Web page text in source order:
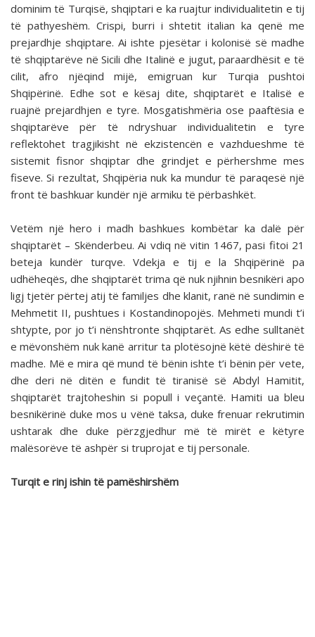
dominim të Turqisë, shqiptari e ka ruajtur individualitetin e tij
të pathyeshëm. Crispi, burri i shtetit italian ka qenë me
prejardhje shqiptare. Ai ishte pjesëtar i kolonisë së madhe
të shqiptarëve në Sicili dhe Italinë e jugut, paraardhësit e të
cilit, afro njëqind mijë, emigruan kur Turqia pushtoi
Shqipërinë. Edhe sot e kësaj dite, shqiptarët e Italisë e
ruajnë prejardhjen e tyre. Mosgatishmëria ose paaftësia e
shqiptarëve për të ndryshuar individualitetin e tyre
reflektohet tragjikisht në ekzistencën e vazhdueshme të
sistemit fisnor shqiptar dhe grindjet e përhershme mes
fiseve. Si rezultat, Shqipëria nuk ka mundur të paraqesë një
front të bashkuar kundër një armiku të përbashkët.
Vetëm një hero i madh bashkues kombëtar ka dalë për
shqiptarët – Skënderbeu. Ai vdiq në vitin 1467, pasi fitoi 21
beteja kundër turqve. Vdekja e tij e la Shqipërinë pa
udhëheqës, dhe shqiptarët trima që nuk njihnin besnikëri apo
ligj tjetër përtej atij të familjes dhe klanit, ranë në sundimin e
Mehmetit II, pushtues i Kostandinopojës. Mehmeti mundi t’i
shtypte, por jo t’i nënshtronte shqiptarët. As edhe sulltanët
e mëvonshëm nuk kanë arritur ta plotësojnë këtë dëshirë të
madhe. Më e mira që mund të bënin ishte t’i bënin për vete,
dhe deri në ditën e fundit të tiranisë së Abdyl Hamitit,
shqiptarët trajtoheshin si popull i veçantë. Hamiti ua bleu
besnikërinë duke mos u vënë taksa, duke frenuar rekrutimin
ushtarak dhe duke përzgjedhur më të mirët e këtyre
malësorëve të ashpër si truprojat e tij personale.
Turqit e rinj ishin të pamëshirshëm